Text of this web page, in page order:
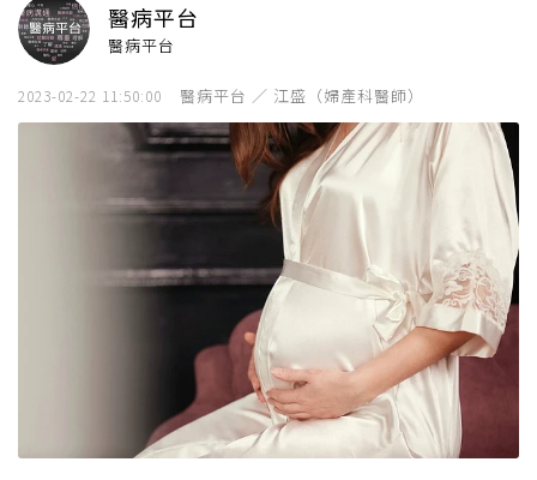
醫病平台
醫病平台
2023-02-22 11:50:00 醫病平台 ／ 江盛（婦產科醫師）